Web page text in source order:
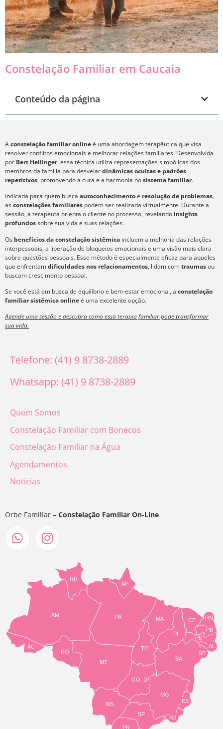
Constelação Familiar em Caucaia
Conteúdo da página
Aconstelação familiar onlineé uma abordagem terapêutica que visa
resolver conflitos emocionais e melhorar relações familiares. Desenvolvida
por Bert Hellinger, essa técnica utiliza representações simbólicas dos
membros da família para desvelardinâmicas ocultas e padrões
repetitivos, promovendo a cura e a harmonia nosistema familiar.
Indicada para quem busca autoconhecimentoe resolução de problemas,
asconstelações familiares podem ser realizada virtualmente. Durante a
sessão, a terapeuta orienta o cliente no processo, revelando insights
profundossobre sua vida e suas relações.
Os benefícios da constelação sistêmica incluem a melhoria das relações
interpessoais, a liberação de bloqueios emocionais e uma visão mais clara
sobre questões pessoais. Esse método é especialmente eficaz para aqueles
que enfrentamdificuldades nos relacionamentos, lidam comtraumasou
buscam crescimento pessoal.
Se você está em busca de equilíbrio e bem-estar emocional, a constelação
familiar sistêmica onlineé uma excelente opção.
Agende uma sessão e descubra como essa terapia familiar pode transformar
sua vida.
Telefone: (41) 9 8738-2889
Whatsapp: (41) 9 8738-2889
Quem Somos
Constelação Familiar com Bonecos
Constelação Familiar na Água
Agendamentos
Notícias
Orbe Familiar – Constelação Familiar On-Line
TO
BA
SE
PE
AL
RN
CE
PI
MA
AP
PA
RR
AM
AC
RO
MT
MS
GO
PR
SP
MG
RJ
ES
DF
PB